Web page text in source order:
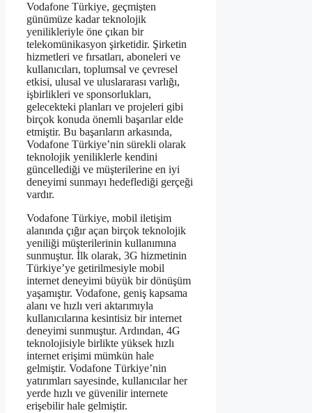
Vodafone Türkiye, geçmişten
günümüze kadar teknolojik
yenilikleriyle öne çıkan bir
telekomünikasyon şirketidir. Şirketin
hizmetleri ve fırsatları, aboneleri ve
kullanıcıları, toplumsal ve çevresel
etkisi, ulusal ve uluslararası varlığı,
işbirlikleri ve sponsorlukları,
gelecekteki planları ve projeleri gibi
birçok konuda önemli başarılar elde
etmiştir. Bu başarıların arkasında,
Vodafone Türkiye’nin sürekli olarak
teknolojik yeniliklerle kendini
güncellediği ve müşterilerine en iyi
deneyimi sunmayı hedeflediği gerçeği
vardır.
Vodafone Türkiye, mobil iletişim
alanında çığır açan birçok teknolojik
yeniliği müşterilerinin kullanımına
sunmuştur. İlk olarak, 3G hizmetinin
Türkiye’ye getirilmesiyle mobil
internet deneyimi büyük bir dönüşüm
yaşamıştır. Vodafone, geniş kapsama
alanı ve hızlı veri aktarımıyla
kullanıcılarına kesintisiz bir internet
deneyimi sunmuştur. Ardından, 4G
teknolojisiyle birlikte yüksek hızlı
internet erişimi mümkün hale
gelmiştir. Vodafone Türkiye’nin
yatırımları sayesinde, kullanıcılar her
yerde hızlı ve güvenilir internete
erişebilir hale gelmiştir.